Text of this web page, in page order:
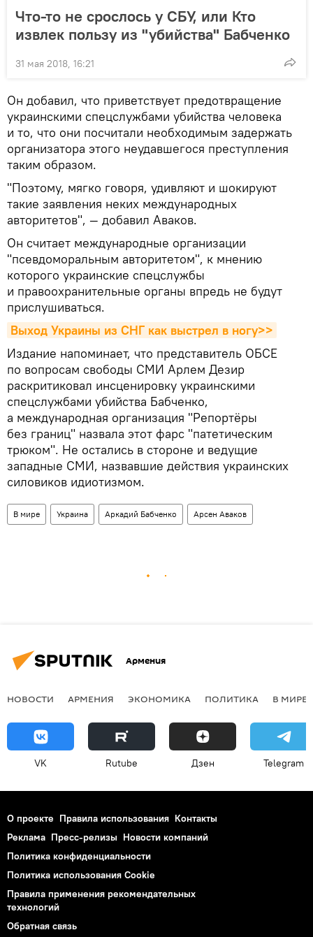
Что-то не срослось у СБУ, или Кто
извлек пользу из "убийства" Бабченко
31 мая 2018, 16:21
Он добавил, что приветствует предотвращение
украинскими спецслужбами убийства человека
и то, что они посчитали необходимым задержать
организатора этого неудавшегося преступления
таким образом.
"Поэтому, мягко говоря, удивляют и шокируют
такие заявления неких международных
авторитетов", — добавил Аваков.
Он считает международные организации
"псевдоморальным авторитетом", к мнению
которого украинские спецслужбы
и правоохранительные органы впредь не будут
прислушиваться.
Выход Украины из СНГ как выстрел в ногу>>
Издание напоминает, что представитель ОБСЕ
по вопросам свободы СМИ Арлем Дезир
раскритиковал инсценировку украинскими
спецслужбами убийства Бабченко,
а международная организация "Репортёры
без границ" назвала этот фарс "патетическим
трюком". Не остались в стороне и ведущие
западные СМИ, назвавшие действия украинских
силовиков идиотизмом.
В мире Украина Аркадий Бабченко Арсен Аваков
Армения
НОВОСТИ АРМЕНИЯ ЭКОНОМИКА ПОЛИТИКА В МИРЕ
VK Rutube Дзен Telegram
О проекте Правила использования Контакты
Реклама Пресс-релизы Новости компаний
Политика конфиденциальности
Политика использования Cookie
Правила применения рекомендательных
технологий
Обратная связь